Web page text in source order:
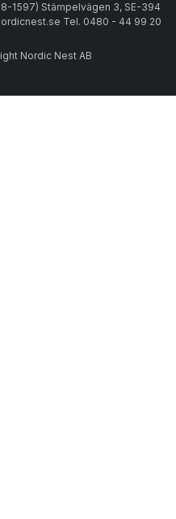
1597) Stämpelvägen 3, SE-394
Tel. 0480 - 44 99 20
Nordic Nest AB